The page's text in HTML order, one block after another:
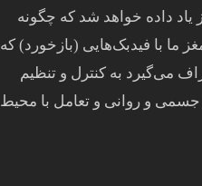
ياد داده خواهد شد كه چگونه
ما با فيدبک‌هايی (بازخورد) که
می‌گيرد به کنترل و تنظيم
و روانی و تعامل با محيط